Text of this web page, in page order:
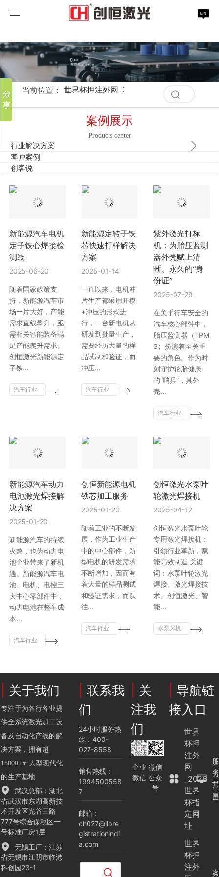
世界杯押注外网_2026世界杯指定网址
世界杯押注外网_2026世界杯指定网址
激光打标系列
紫外线激光打标机
在线飞行激光打标机
EM-Smart 系列
精密激光切割机
管材激光切割机
创恒激光机械手臂激光焊接机
创恒激光双头双工位铁芯激光焊接机
新能源电机定转子铁芯激光焊接机
创恒激光阀芯焊接工作站
新能源汽车零配件激光焊接机
激光智能生产线
新能源电机定子铁芯激光焊接产线
电机定转子铁芯快速打样加工服务
案例展示
汽车行业激光智能解决方案
水泵风机行业
水暖洁具行业
厨具五金行业
包装赋码及标机
礼品定制
家电行业
模具制造行业中激光加工设备解决方案
低压电气行业
创客说
走进创恒
世界杯押注外网_2026世界杯指定网址
世界杯押注外网_2026世界杯指定网址
行业动态
当前位置： 世界杯押注外网_2026世界杯指定网址
史
记
空
案例展示
Products center
行业解决方案
客户案例
创客说
新能源汽车电机
定子铁心焊接检
测线
2025-06-20
随着国家政策支
持，新能源汽车市
场一片大好，产能
需求直线攀升，亟
需相关智能装备满
足产能爬升需求。
创恒激光新能源定
子铁...
汽车行业
新能源定转子铁
芯快速打样解决
方案
2025-01-14
一直以来，电机冲
片生产都采用开模
+冲压的形式进
行，一台新电机从
研发到批量生产，
需要经历大量的样
品试制和验证，而
冲压...
汽车行业
紫外激光打标
机：为胎压监测
器外壳赋上清
晰、永久的“身
份证”
2025-07-29
在关乎行车安全的
汽车核心部件中，
胎压监测器（TPM
S）扮演着至关重
要的角色。作为时
刻守护轮胎健康
的“哨兵”，其外
壳...
汽车行业
解决方案
新能源汽车动力
电池激光焊接解
决方案
2025-01-20
新能源汽车的持续
火热，也为动力电
池企业带来了新机
遇。新能源汽车电
池、电机、电控三
大中心零部件中，
动力电池在整车成
本...
汽车行业
创恒新能源电机
铁芯加工服务
2025-01-20
随着工业的不断发
展，作为工业生产
中的中心部件，新
型电机的研发需求
不断增加，因而有
着大量的样品测试
和验证需求，而以
往...
汽车行业
创恒激光水泵叶
轮激光焊接机
2025-04-12
创恒激光水泵叶轮
专用激光焊接机：
引领行业革新，赋
能高效制造 关键
词：水泵叶轮激光
焊接、激光焊接技
术、创恒激光、智
能...
水泵风机
关于我们
专注于为各行各业提
供全系统激光加工设
备及自动化产线的解
决方案，拥有超
15000+㎡大型现代化
的生产基地
武汉总部：湖北
省武汉市东湖高新技
术开发区光谷三路
777号综合保税区一
号标准厂房1层
无锡工厂：江苏
省无锡市江阴市临港
科创园23-1
联系我
们
24小时服务热
线：400-
027-8558
销售热线：
1994500558
7
邮箱：
ch027@llpre
gistrationindi
a.com
关
注我
们
企业
微信
微信
公众
号
导航链
接入口
世界
杯押
注外
网
_2026
世界
杯指
定网
址
世界
杯押
注外
分享到
微信